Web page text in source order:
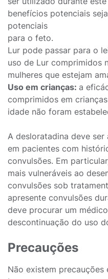
benefícios potenciais
potenciais
para o feto.
Lur pode passar para o
uso de Lur comprimidos
mulheres que estejam
Uso em crianças: a
comprimidos em
idade não foram
A desloratadina deve
em pacientes com
convulsões. Em
mais vulneráveis ao
convulsões sob
apresente convulsões
deve procurar um
descontinuação do uso
Precauções
Não existem